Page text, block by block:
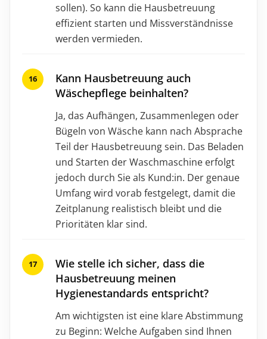
sollen). So kann die Hausbetreuung
effizient starten und Missverständnisse
werden vermieden.
Kann Hausbetreuung auch
Wäschepflege beinhalten?
Ja, das Aufhängen, Zusammenlegen oder
Bügeln von Wäsche kann nach Absprache
Teil der Hausbetreuung sein. Das Beladen
und Starten der Waschmaschine erfolgt
jedoch durch Sie als Kund:in. Der genaue
Umfang wird vorab festgelegt, damit die
Zeitplanung realistisch bleibt und die
Prioritäten klar sind.
Wie stelle ich sicher, dass die
Hausbetreuung meinen
Hygienestandards entspricht?
Am wichtigsten ist eine klare Abstimmung
zu Beginn: Welche Aufgaben sind Ihnen